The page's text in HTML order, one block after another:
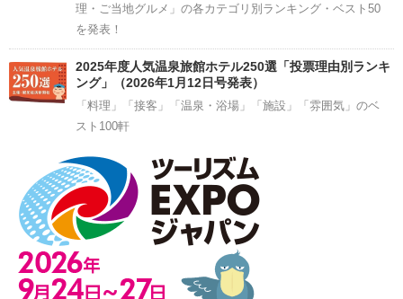
理・ご当地グルメ」の各カテゴリ別ランキング・ベスト50
を発表！
2025年度人気温泉旅館ホテル250選「投票理由別ランキ
ング」（2026年1月12日号発表）
「料理」「接客」「温泉・浴場」「施設」「雰囲気」のベ
スト100軒